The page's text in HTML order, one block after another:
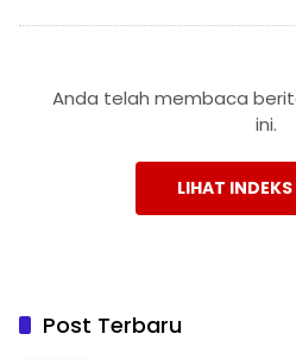
Anda telah membaca
ini.
LIHAT
Post Terbaru